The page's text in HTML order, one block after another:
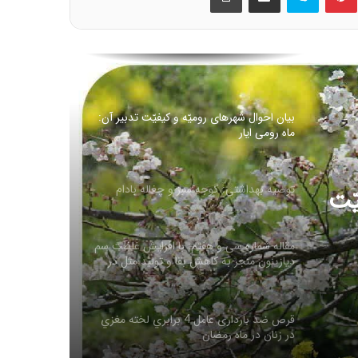
ماه رومی ایار
توصیه بهداشتی: گوجه سبز و چغاله بادام
مقاله شماره سی و هفتم: با افزایش غلظت سم
دیازینون منجر به کاهش بقا و تولید مثل در
همه نسل ها می شود
قرص ضد بارداری عامل 4 برابري لخته‌ مغزي
در زنان در ماه رمضان
روغن زیتون غذای معروف پیامبران